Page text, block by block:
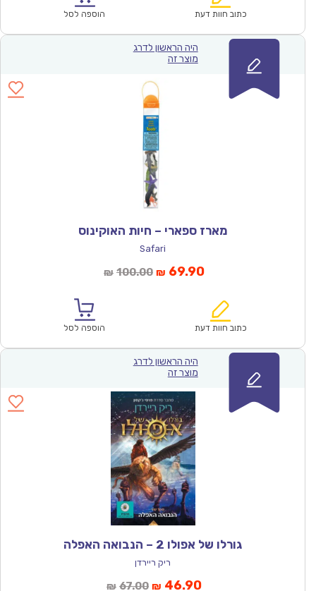
₪71.00.כתוב חוות דעת הוספה לסל
היה הראשון לדרג
מוצר זה
מארז ספארי – חיות האוקינוס
Safari
₪ 100.00המחיר
₪100.00.
₪ 69.90המחיר
הוא:
כתוב חוות דעת הוספה לסל
היה הראשון לדרג
מוצר זה
גורלו של אפולו 2 – הנבואה האפלה
ריק ריירדן
₪ 67.00המחיר
₪ 46.90המחיר